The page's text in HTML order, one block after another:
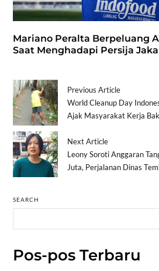
Mariano Peralta Berpeluang
Saat Menghadapi Persija
Previous Article
World Cleanup Day
Ajak Masyarakat Kerja
Next Article
Leony Soroti Anggaran
Juta, Perjalanan Dinas
SEARCH
Pos-pos Terbaru